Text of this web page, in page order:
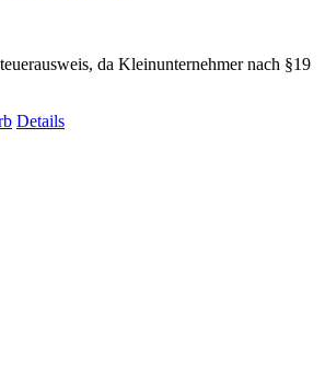
da Kleinunternehmer nach §19
Details